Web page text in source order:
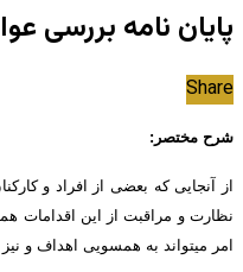
پایان نامه بررسی
Share
شرح مختصر:
از آنجایی که بعضی از افراد و
نظارت و مراقبت از این اقدامات
امر می­تواند به همسویی اهداف و